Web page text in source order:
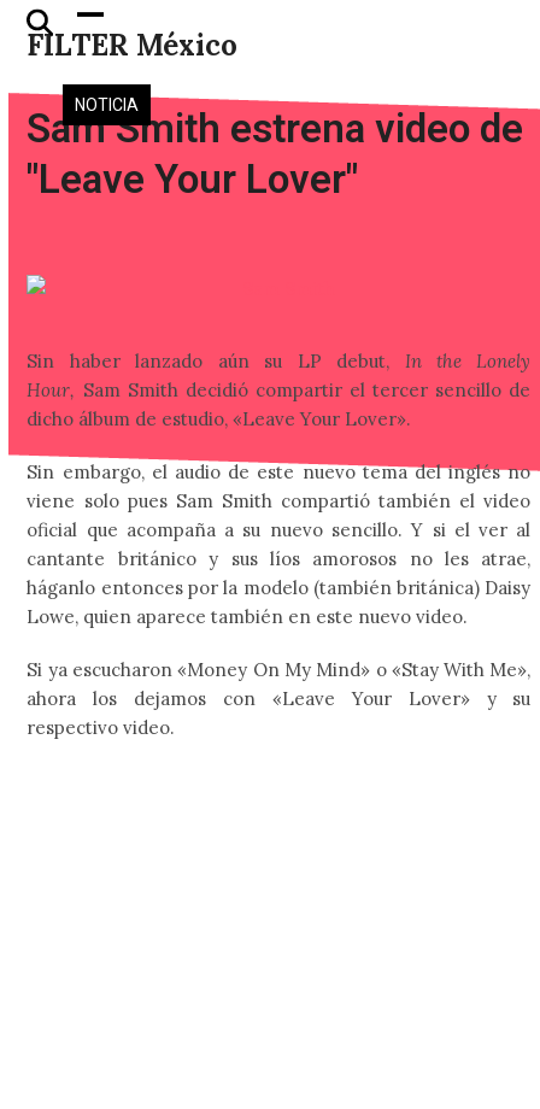
Skip
FILTER México
Open
mobile
menu
Close
mobile
menu
NOTICIA
Sam Smith estrena video de
"Leave Your Lover"
Sin haber lanzado aún su LP debut, In the Lonely
Hour, Sam Smith decidió compartir el tercer sencillo de
dicho álbum de estudio, «Leave Your Lover».
Sin embargo, el audio de este nuevo tema del inglés no
viene solo pues Sam Smith compartió también el video
oficial que acompaña a su nuevo sencillo. Y si el ver al
cantante británico y sus líos amorosos no les atrae,
háganlo entonces por la modelo (también británica) Daisy
Lowe, quien aparece también en este nuevo video.
Si ya escucharon «Money On My Mind» o «Stay With Me»,
ahora los dejamos con «Leave Your Lover» y su
respectivo video.